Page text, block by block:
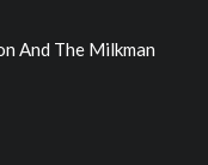
And The Milkman